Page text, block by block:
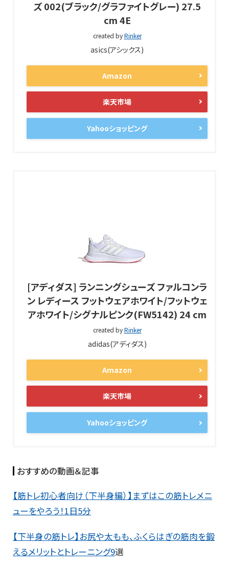
ズ 002(ブラック/グラファイトグレー) 27.5
cm 4E
created byRinker
asics(アシックス)
Amazon
楽天市場
Yahooショッピング
[アディダス] ランニングシューズ ファルコンラ
ン レディース フットウェアホワイト/フットウェ
アホワイト/シグナルピンク(FW5142) 24 cm
created byRinker
adidas(アディダス)
Amazon
楽天市場
Yahooショッピング
おすすめの動画＆記事
【筋トレ初心者向け（下半身編）】まずはこの筋トレメニ
ューをやろう！1日5分
【下半身の筋トレ】お尻や太もも、ふくらはぎの筋肉を鍛
えるメリットとトレーニング9選